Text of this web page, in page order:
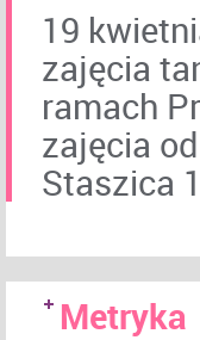
19
zajęcia
ramach
zajęcia
Staszica
Metryka